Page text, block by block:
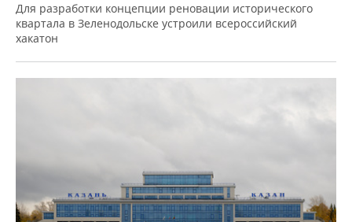
Для разработки концепции реновации исторического
квартала в Зеленодольске устроили всероссийский
хакатон